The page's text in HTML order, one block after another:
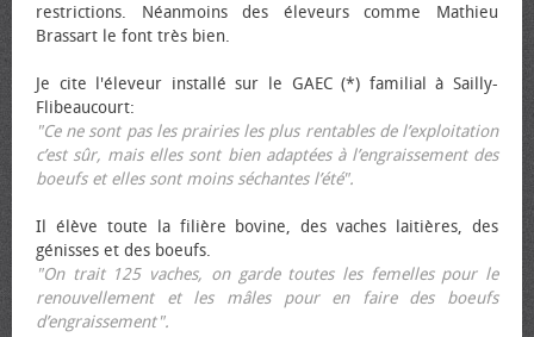
restrictions. Néanmoins des éleveurs comme Mathieu
Brassart le font très bien.
Je cite l'éleveur installé sur le GAEC (*) familial à Sailly-
Flibeaucourt:
"Ce ne sont pas les prairies les plus rentables de l’exploitation
c’est sûr, mais elles sont bien adaptées à l’engraissement des
bœufs et elles sont moins séchantes l’été".
Il élève toute la filière bovine, des vaches laitières, des
génisses et des bœufs.
"On trait 125 vaches, on garde toutes les femelles pour le
renouvellement et les mâles pour en faire des bœufs
d’engraissement".